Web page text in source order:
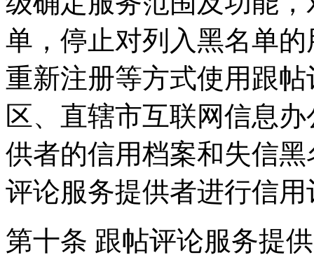
单，停止对列入黑名单
重新注册等方式使用跟
区、直辖市互联网信息
供者的信用档案和失信
评论服务提供者进行信用
第十条 跟帖评论服务提